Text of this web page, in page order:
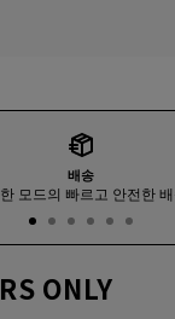
배송
모드의 빠르고 안전한
ONLY